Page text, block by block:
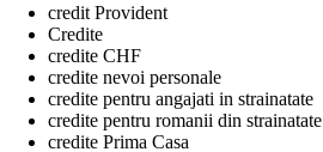
credit Provident
Credite
credite CHF
credite nevoi personale
credite pentru angajati in strainatate
credite pentru romanii din strainatate
credite Prima Casa